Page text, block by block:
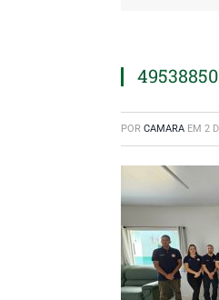
POR CAMARA EM 2